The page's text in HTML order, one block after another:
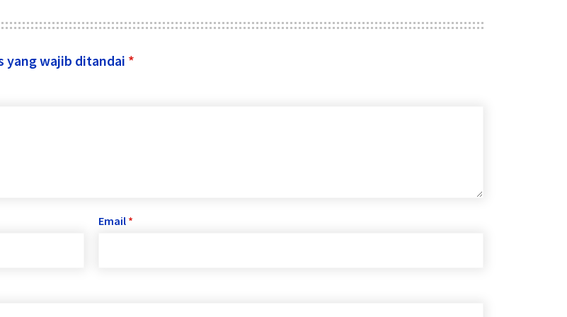
yang wajib ditandai *
Email *